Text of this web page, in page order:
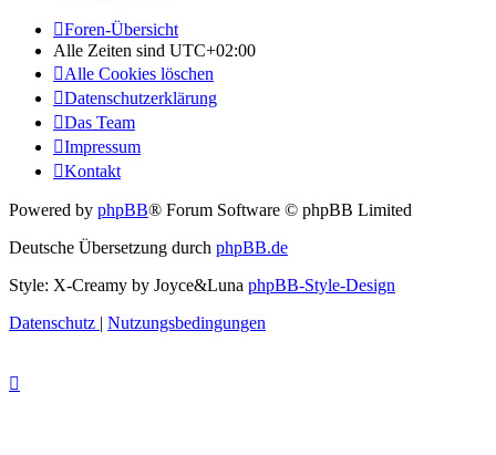
Foren-Übersicht
Alle Zeiten sind UTC+02:00
Alle Cookies löschen
Datenschutzerklärung
Das Team
Impressum
Kontakt
Powered by phpBB® Forum Software © phpBB Limited
Deutsche Übersetzung durch phpBB.de
Style: X-Creamy by Joyce&Luna phpBB-Style-Design
Datenschutz
Nutzungsbedingungen